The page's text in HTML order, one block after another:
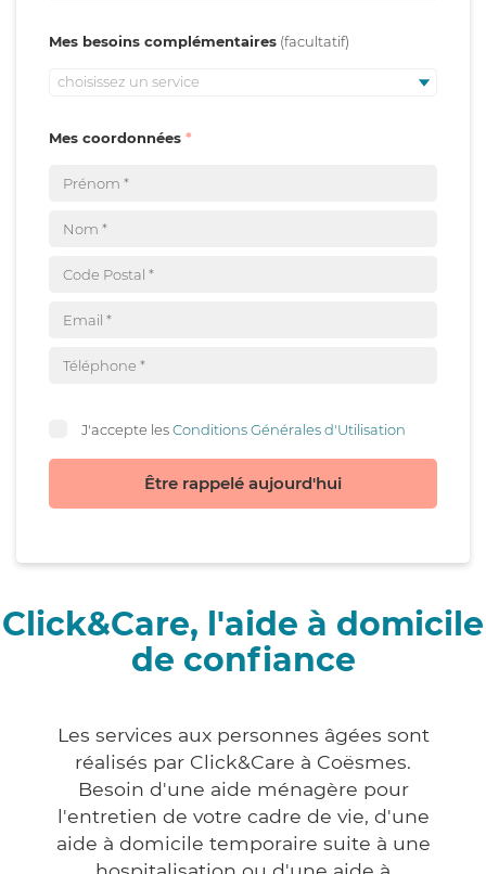
Mes besoins complémentaires
choisissez un service
Mes coordonnées
J'accepte lesConditions Générales d'Utilisation
Être rappelé aujourd'hui
Click&Care, l'aide à domicile
de confiance
Les services aux personnes âgées sont
réalisés par Click&Care à Coësmes.
Besoin d'une aide ménagère pour
l'entretien de votre cadre de vie, d'une
aide à domicile temporaire suite à une